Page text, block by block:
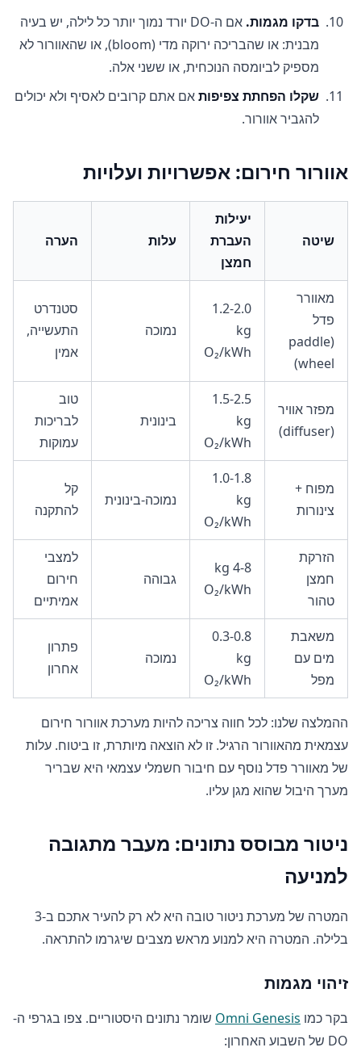
בדקו מגמות.
אם ה-DO יורד נמוך יותר כל לילה, יש בעיה
מבנית: או שהבריכה ירוקה מדי (bloom), או שהאוורור לא
מספיק לביומסה הנוכחית, או ששני אלה.
שקלו הפחתת צפיפותאם אתם קרובים לאסיף ולא יכולים
להגביר אוורור.
אוורור חירום: אפשרויות ועלויות
שיטה
יעילות
העברת
חמצן
עלות הערה
מאוורר
פדל
(paddle
wheel)
1.2-2.0
kg
O₂/kWh
נמוכה
סטנדרט
התעשייה,
אמין
מפזר אוויר
(diffuser)
1.5-2.5
kg
O₂/kWh
בינונית
טוב
לבריכות
עמוקות
מפוח +
צינורות
1.0-1.8
kg
O₂/kWh
נמוכה-בינונית
קל
להתקנה
הזרקת
חמצן
טהור
4-8 kg
O₂/kWh
גבוהה
למצבי
חירום
אמיתיים
משאבת
מים עם
מפל
0.3-0.8
kg
O₂/kWh
נמוכה
פתרון
אחרון
ההמלצה שלנו: לכל חווה צריכה להיות מערכת אוורור חירום
עצמאית מהאוורור הרגיל. זו לא הוצאה מיותרת, זו ביטוח. עלות
של מאוורר פדל נוסף עם חיבור חשמלי עצמאי היא שבריר
מערך היבול שהוא מגן עליו.
ניטור מבוסס נתונים: מעבר מתגובה
למניעה
המטרה של מערכת ניטור טובה היא לא רק להעיר אתכם ב-3
בלילה. המטרה היא למנוע מראש מצבים שיגרמו להתראה.
זיהוי מגמות
בקר כמו Omni Genesis שומר נתונים היסטוריים. צפו בגרפי ה-
DO של השבוע האחרון: